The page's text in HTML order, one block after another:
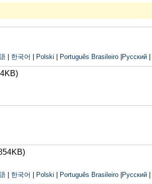
한국어 Polski Português Brasileiro Русский
한국어 Polski Português Brasileiro Русский